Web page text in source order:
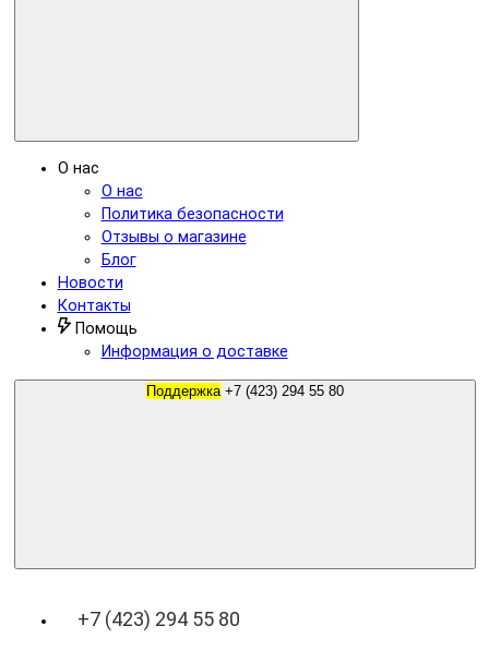
О нас
О нас
Политика безопасности
Отзывы о магазине
Блог
Новости
Контакты
Помощь
Информация о доставке
Поддержка +7 (423) 294 55 80
+7 (423) 294 55 80